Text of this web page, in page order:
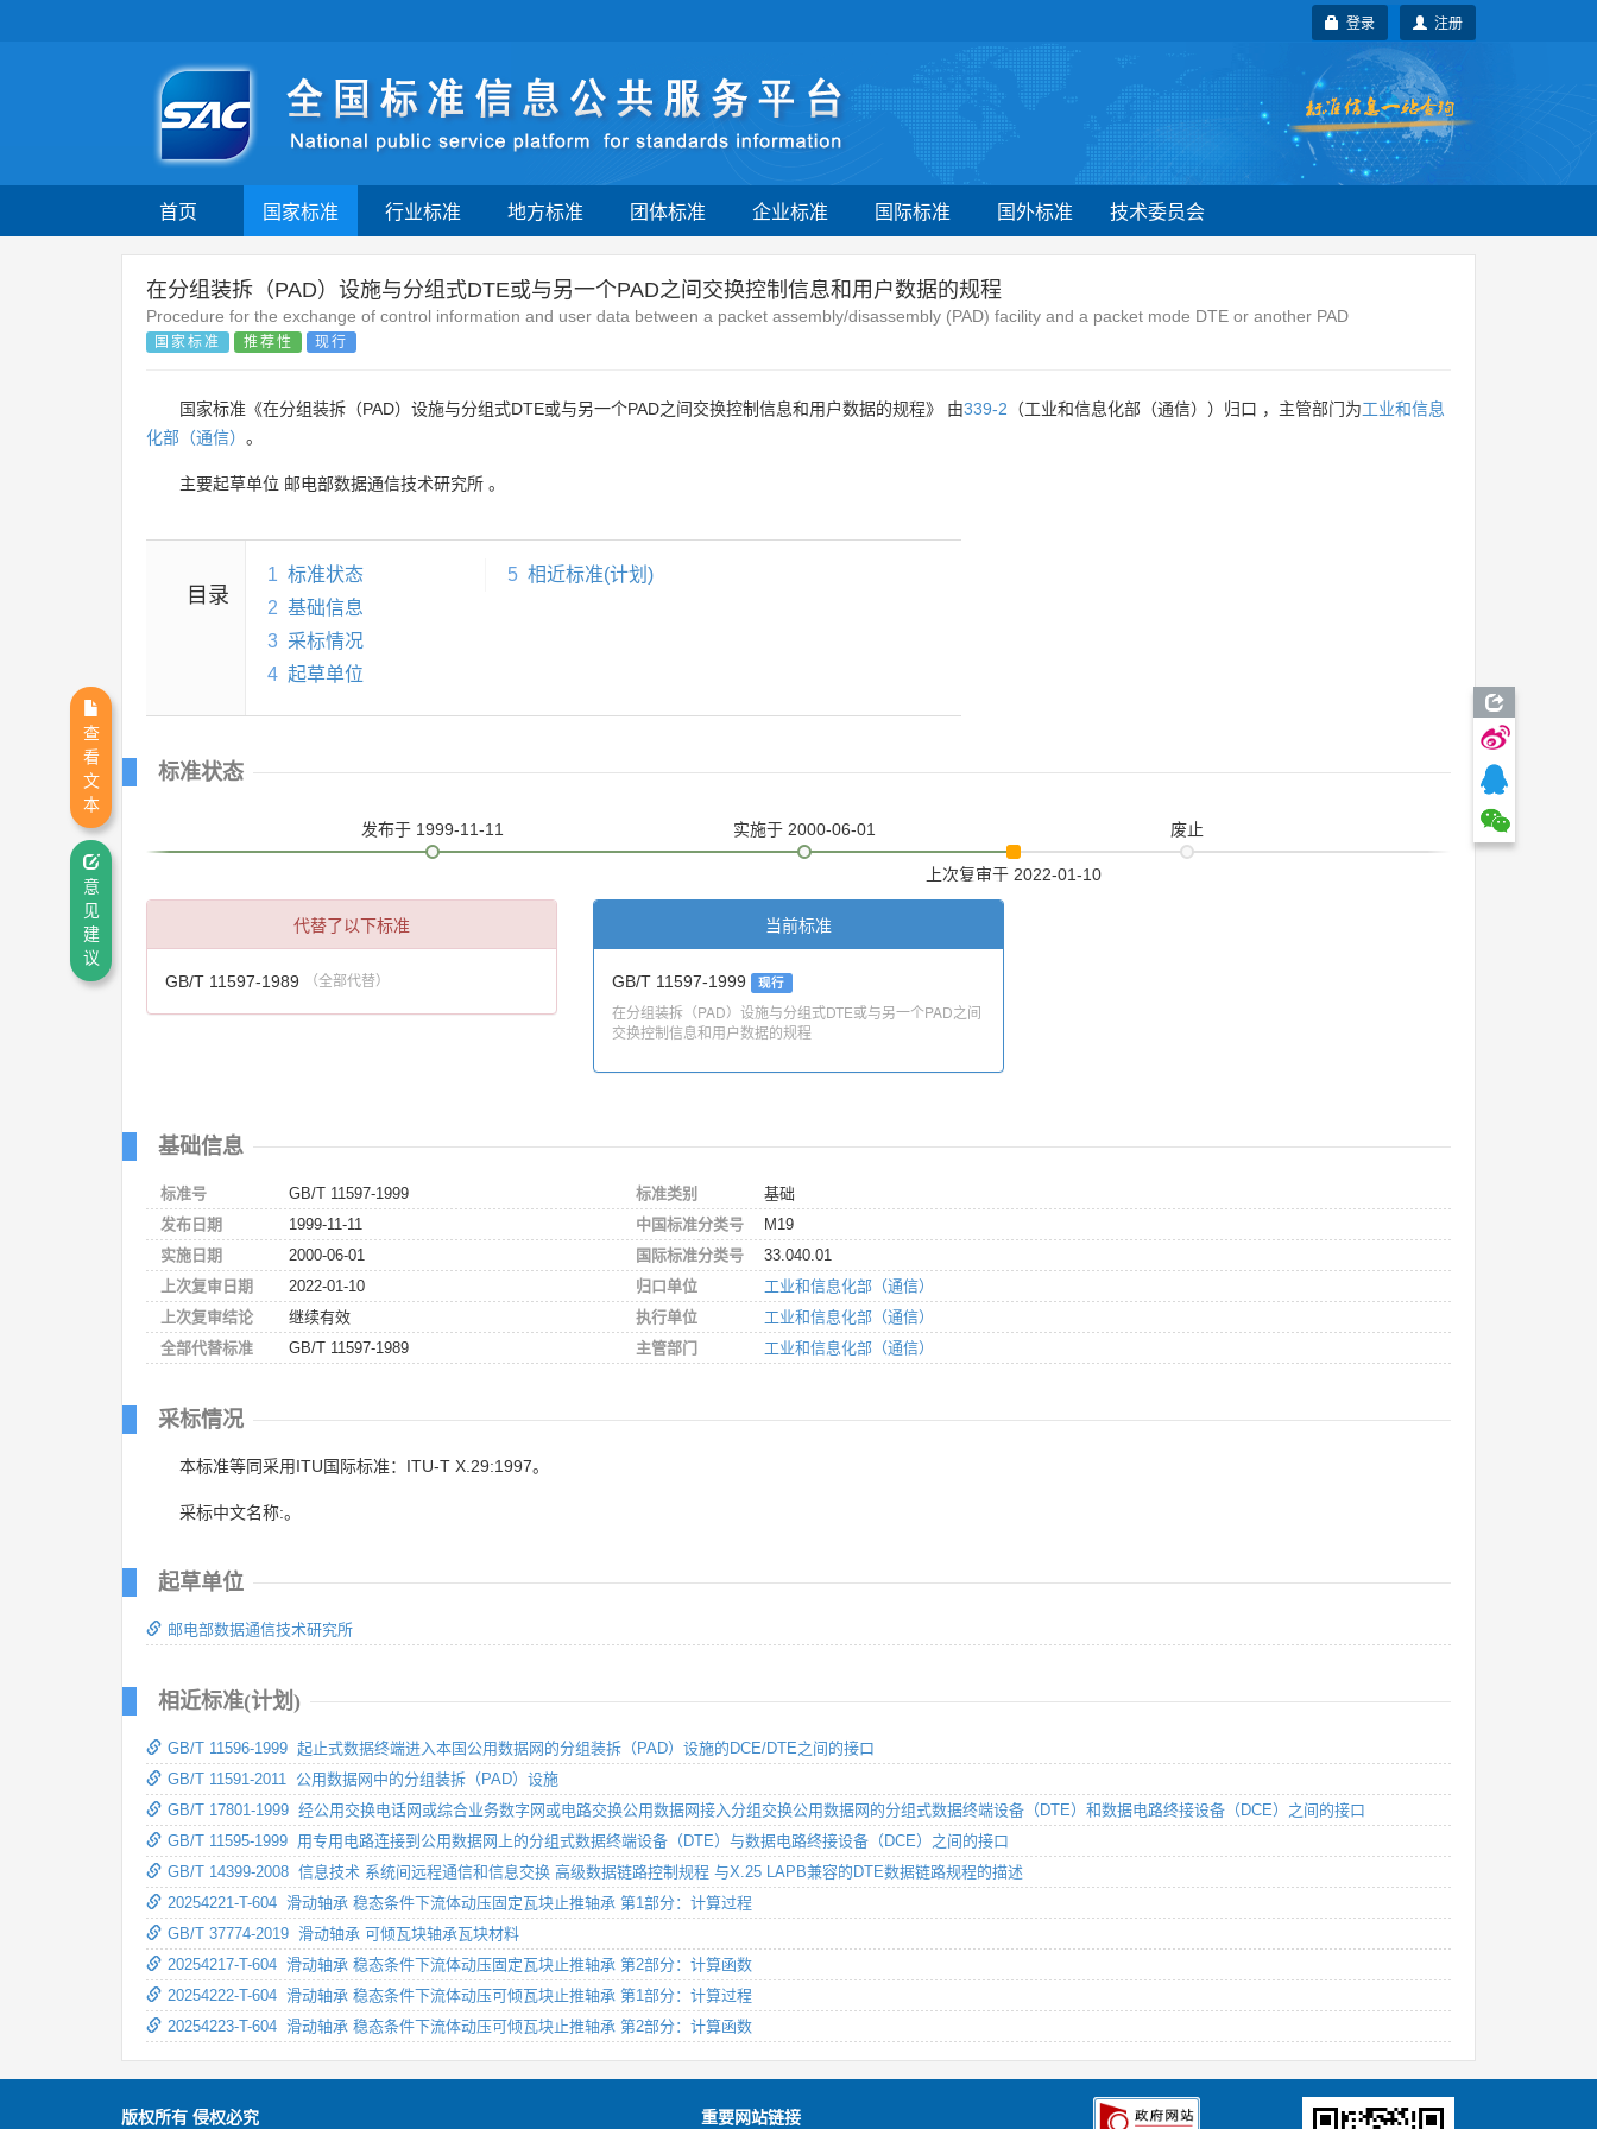
注册
登录
首页 国家标准 行业标准 地方标准 团体标准 企业标准 国际标准 国外标准 技术委员会
在分组装拆（PAD）设施与分组式DTE或与另一个PAD之间交换控制信息和用户数据的规程
Procedure for the exchange of control information and user data between a packet assembly/disassembly (PAD) facility and a packet mode DTE or another PAD
国家标准 推荐性 现行
国家标准《在分组装拆（PAD）设施与分组式DTE或与另一个PAD之间交换控制信息和用户数据的规程》 由339-2 （工业和信息化部（通信））归口 ，主管部门为工业和信息
化部（通信） 。
主要起草单位 邮电部数据通信技术研究所 。
目录
1 标准状态
2 基础信息
3 采标情况
4 起草单位
5 相近标准(计划)
标准状态
发布于 1999-11-11 实施于 2000-06-01
上次复审于 2022-01-10
废止
代替了以下标准
GB/T 11597-1989 （全部代替）
当前标准
GB/T 11597-1999 现行
在分组装拆（PAD）设施与分组式DTE或与另一个PAD之间
交换控制信息和用户数据的规程
基础信息
标准号
GB/T 11597-1999
发布日期
1999-11-11
实施日期
2000-06-01
上次复审日期
2022-01-10
上次复审结论
继续有效
全部代替标准
GB/T 11597-1989
标准类别
基础
中国标准分类号
M19
国际标准分类号
33.040.01
归口单位
工业和信息化部（通信）
执行单位
工业和信息化部（通信）
主管部门
工业和信息化部（通信）
采标情况
本标准等同采用ITU国际标准：ITU-T X.29:1997。
采标中文名称:。
起草单位
邮电部数据通信技术研究所
相近标准(计划)
GB/T 11596-1999 起止式数据终端进入本国公用数据网的分组装拆（PAD）设施的DCE/DTE之间的接口
GB/T 11591-2011 公用数据网中的分组装拆（PAD）设施
GB/T 17801-1999 经公用交换电话网或综合业务数字网或电路交换公用数据网接入分组交换公用数据网的分组式数据终端设备（DTE）和数据电路终接设备（DCE）之间的接口
GB/T 11595-1999 用专用电路连接到公用数据网上的分组式数据终端设备（DTE）与数据电路终接设备（DCE）之间的接口
GB/T 14399-2008 信息技术 系统间远程通信和信息交换 高级数据链路控制规程 与X.25 LAPB兼容的DTE数据链路规程的描述
20254221-T-604 滑动轴承 稳态条件下流体动压固定瓦块止推轴承 第1部分：计算过程
GB/T 37774-2019 滑动轴承 可倾瓦块轴承瓦块材料
20254217-T-604 滑动轴承 稳态条件下流体动压固定瓦块止推轴承 第2部分：计算函数
20254222-T-604 滑动轴承 稳态条件下流体动压可倾瓦块止推轴承 第1部分：计算过程
20254223-T-604 滑动轴承 稳态条件下流体动压可倾瓦块止推轴承 第2部分：计算函数
版权所有 侵权必究 重要网站链接
查
看
文
本
意
见
建
议